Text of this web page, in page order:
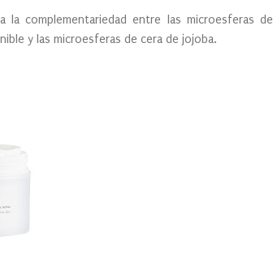
la complementariedad entre las microesferas de
y las microesferas de cera de jojoba.